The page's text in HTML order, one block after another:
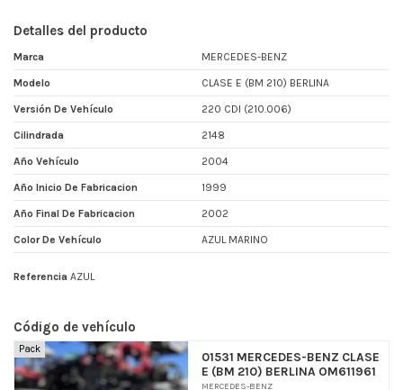
Detalles del producto
Marca MERCEDES-BENZ
Modelo CLASE E (BM 210) BERLINA
Versión De Vehículo 220 CDI (210.006)
Cilindrada 2148
Año Vehículo 2004
Año Inicio De Fabricacion 1999
Año Final De Fabricacion 2002
Color De Vehículo AZUL MARINO
Referencia AZUL
Código de vehículo
Pack
01531 MERCEDES-BENZ CLASE
E (BM 210) BERLINA OM611961
MERCEDES-BENZ